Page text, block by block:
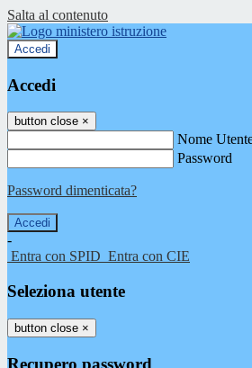
Salta al contenuto
Accedi
Accedi
button close ×
Nome
Password
Password dimenticata?
-
Entra con SPID Entra con CIE
Seleziona utente
button close ×
Recupero password